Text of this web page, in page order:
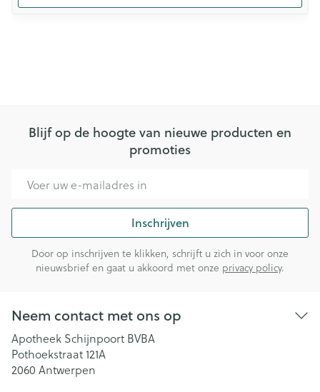
Blijf op de hoogte van nieuwe producten en
promoties
Inschrijven
Door op inschrijven te klikken, schrijft u zich in voor onze
nieuwsbrief en gaat u akkoord met onze privacy policy.
Neem contact met ons op
Apotheek Schijnpoort BVBA
Pothoekstraat 121A
2060 Antwerpen